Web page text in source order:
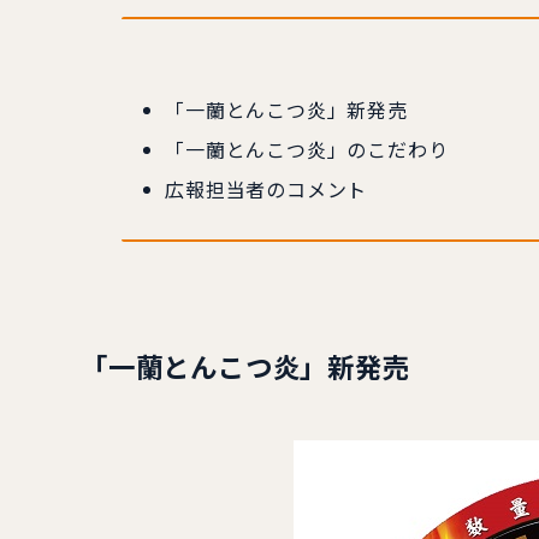
「一蘭とんこつ炎」新発売
「一蘭とんこつ炎」のこだわり
広報担当者のコメント
「一蘭とんこつ炎」新発売